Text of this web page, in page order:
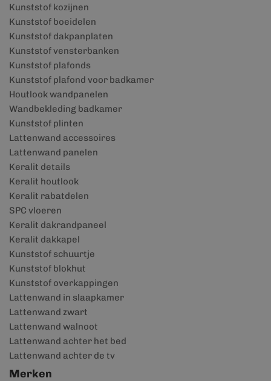
Kunststof kozijnen
Kunststof boeidelen
Kunststof dakpanplaten
Kunststof vensterbanken
Kunststof plafonds
Kunststof plafond voor badkamer
Houtlook wandpanelen
Wandbekleding badkamer
Kunststof plinten
Lattenwand accessoires
Lattenwand panelen
Keralit details
Keralit houtlook
Keralit rabatdelen
SPC vloeren
Keralit dakrandpaneel
Keralit dakkapel
Kunststof schuurtje
Kunststof blokhut
Kunststof overkappingen
Lattenwand in slaapkamer
Lattenwand zwart
Lattenwand walnoot
Lattenwand achter het bed
Lattenwand achter de tv
Merken